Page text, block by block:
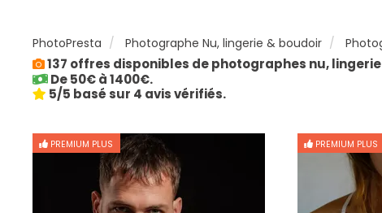
PhotoPresta Photographe Nu, lingerie & boudoir
137 offres disponibles de photographes nu,
De 50€ à 1400€.
5/5 basé sur 4 avis vérifiés.
PREMIUM PLUS PREMIUM PLUS